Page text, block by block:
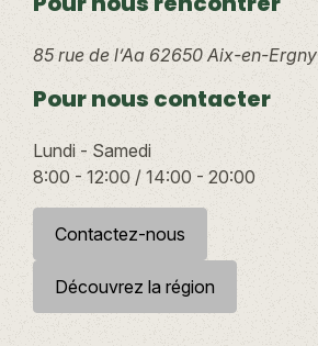
85 rue de l’Aa 62650 Aix-en-Ergny
Pour nous contacter
Lundi - Samedi
8:00 - 12:00 / 14:00 - 20:00
Contactez-nous
Découvrez la région